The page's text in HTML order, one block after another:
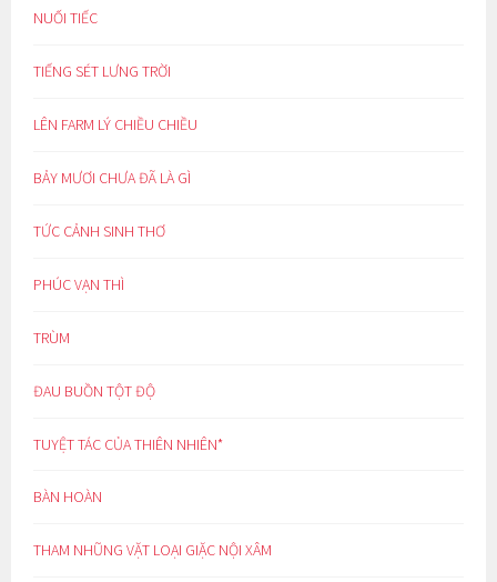
NUỐI TIẾC
TIẾNG SÉT LƯNG TRỜI
LÊN FARM LÝ CHIỀU CHIỀU
BẢY MƯƠI CHƯA ĐÃ LÀ GÌ
TỨC CẢNH SINH THƠ
PHÚC VẠN THÌ
TRÙM
ĐAU BUỒN TỘT ĐỘ
TUYỆT TÁC CỦA THIÊN NHIÊN*
BÀN HOÀN
THAM NHŨNG VẶT LOẠI GIẶC NỘI XÂM